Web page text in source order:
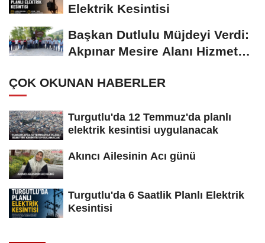
Elektrik Kesintisi
Başkan Dutlulu Müjdeyi Verdi:
Akpınar Mesire Alanı Hizmete
ÇOK OKUNAN HABERLER
Turgutlu'da 12 Temmuz'da planlı
elektrik kesintisi uygulanacak
Akıncı Ailesinin Acı günü
Turgutlu'da 6 Saatlik Planlı Elektrik
Kesintisi